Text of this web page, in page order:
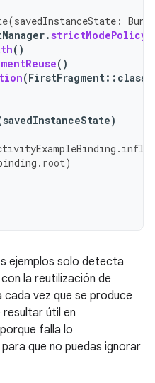
(savedInstanceState :
.strictModePolicy
()
()
(FirstFragment:: class
savedInstanceState)
.
. root)
ejemplos solo detecta
la reutilización de
vez que se produce
resultar útil en
falla lo
que no puedas ignorar